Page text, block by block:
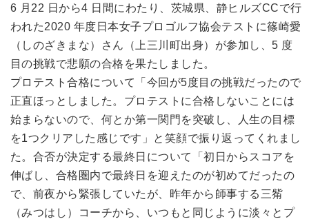
6 月22 日から4 日間にわたり、茨城県、静ヒルズCCで行
われた2020 年度日本女子プロゴルフ協会テストに篠崎愛
（しのざきまな）さん（上三川町出身）が参加し、5 度
目の挑戦で悲願の合格を果たしました。
プロテスト合格について「今回が5度目の挑戦だったので
正直ほっとしました。プロテストに合格しないことには
始まらないので、何とか第一関門を突破し、人生の目標
を1つクリアした感じです」と笑顔で振り返ってくれまし
た。合否が決定する最終日について「初日からスコアを
伸ばし、合格圏内で最終日を迎えたのが初めてだったの
で、前夜から緊張していたが、昨年から師事する三觜
（みつはし）コーチから、いつもと同じように淡々とプ